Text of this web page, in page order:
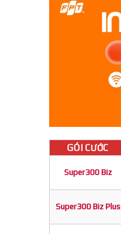
GÓI CƯỚC
Super300 Biz
Super300 Biz Plus